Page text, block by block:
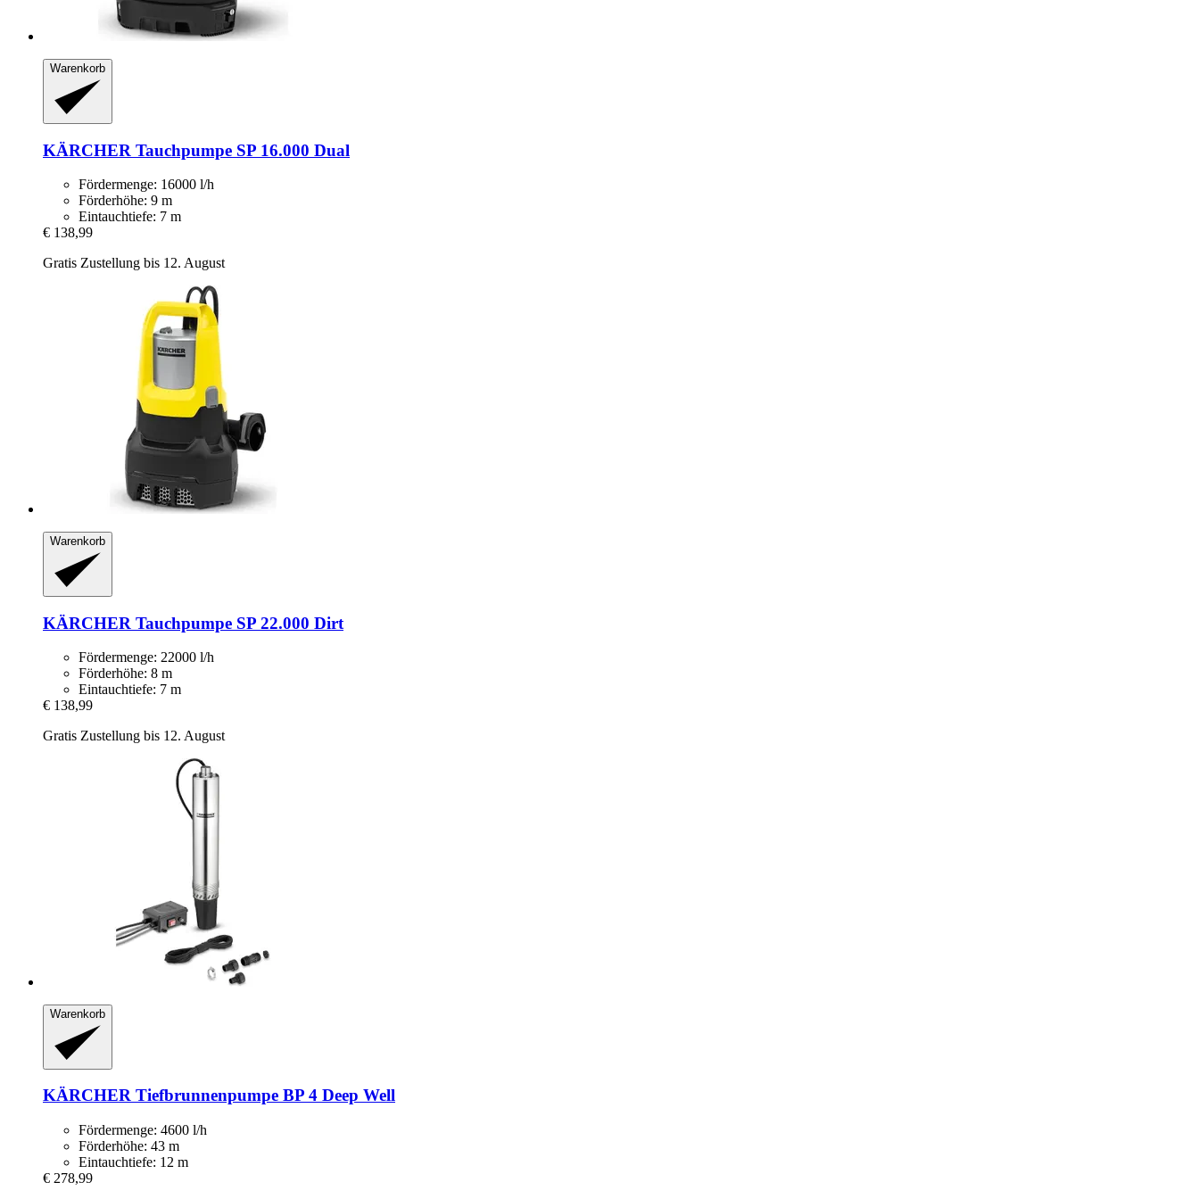
Warenkorb
KÄRCHER Tauchpumpe SP 16.000 Dual
Fördermenge: 16000 l/h
Förderhöhe: 9 m
Eintauchtiefe: 7 m
€ 138,99
Gratis Zustellung bis 12. August
Warenkorb
KÄRCHER Tauchpumpe SP 22.000 Dirt
Fördermenge: 22000 l/h
Förderhöhe: 8 m
Eintauchtiefe: 7 m
€ 138,99
Gratis Zustellung bis 12. August
Warenkorb
KÄRCHER Tiefbrunnenpumpe BP 4 Deep Well
Fördermenge: 4600 l/h
Förderhöhe: 43 m
Eintauchtiefe: 12 m
€ 278,99